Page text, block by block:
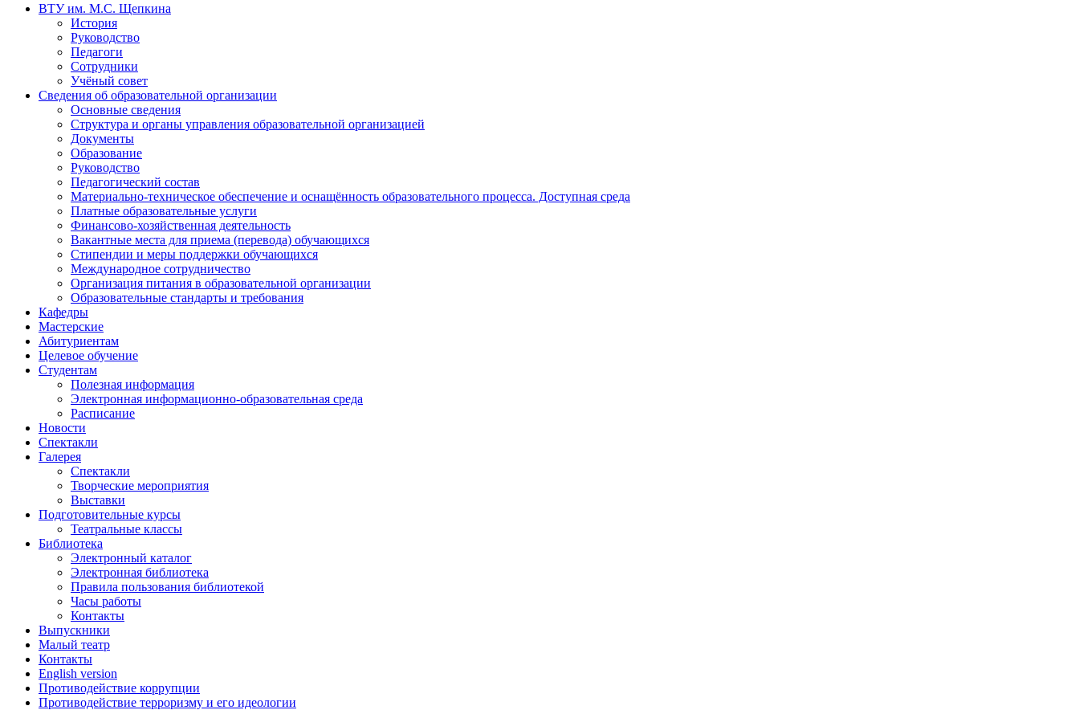
ВТУ им. М.С. Щепкина
История
Руководство
Педагоги
Сотрудники
Учёный совет
Сведения об образовательной организации
Основные сведения
Структура и органы управления образовательной организацией
Документы
Образование
Руководство
Педагогический состав
Материально-техническое обеспечение и оснащённость образовательного процесса. Доступная среда
Платные образовательные услуги
Финансово-хозяйственная деятельность
Вакантные места для приема (перевода) обучающихся
Стипендии и меры поддержки обучающихся
Международное сотрудничество
Организация питания в образовательной организации
Образовательные стандарты и требования
Кафедры
Мастерские
Абитуриентам
Целевое обучение
Студентам
Полезная информация
Электронная информационно-образовательная среда
Расписание
Новости
Спектакли
Галерея
Спектакли
Творческие мероприятия
Выставки
Подготовительные курсы
Театральные классы
Библиотека
Электронный каталог
Электронная библиотека
Правила пользования библиотекой
Часы работы
Контакты
Выпускники
Малый театр
Контакты
English version
Противодействие коррупции
Противодействие терроризму и его идеологии